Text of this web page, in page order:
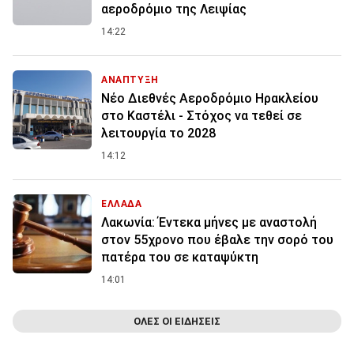
αεροδρόμιο της Λειψίας
14:22
ΑΝΑΠΤΥΞΗ
Νέο Διεθνές Αεροδρόμιο Ηρακλείου
στο Καστέλι - Στόχος να τεθεί σε
λειτουργία το 2028
14:12
ΕΛΛΑΔΑ
Λακωνία: Έντεκα μήνες με αναστολή
στον 55χρονο που έβαλε την σορό του
πατέρα του σε καταψύκτη
14:01
ΟΛΕΣ ΟΙ ΕΙΔΗΣΕΙΣ